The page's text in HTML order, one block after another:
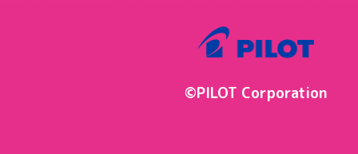
©PILOT Corporation